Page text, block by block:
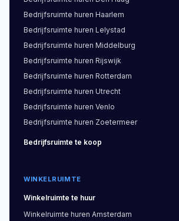
Bedrijfsruimte huren Haarlem
Bedrijfsruimte huren Lelystad
Bedrijfsruimte huren Middelburg
Bedrijfsruimte huren Rijswijk
Bedrijfsruimte huren Rotterdam
Bedrijfsruimte huren Utrecht
Bedrijfsruimte huren Venlo
Bedrijfsruimte huren Zoetermeer
Bedrijfsruimte te koop
WINKELRUIMTE
Winkelruimte te huur
Winkelruimte huren Amsterdam